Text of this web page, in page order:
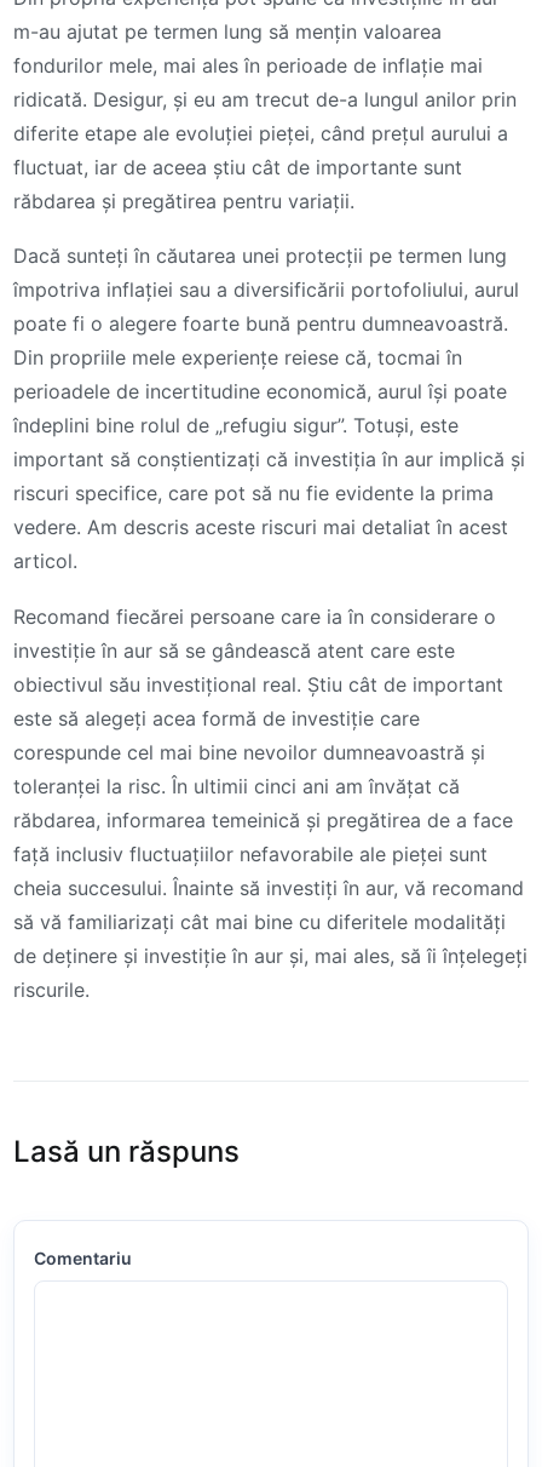
m-au ajutat pe termen lung să mențin valoarea
fondurilor mele, mai ales în perioade de inflație mai
ridicată. Desigur, și eu am trecut de-a lungul anilor prin
diferite etape ale evoluției pieței, când prețul aurului a
fluctuat, iar de aceea știu cât de importante sunt
răbdarea și pregătirea pentru variații.
Dacă sunteți în căutarea unei protecții pe termen lung
împotriva inflației sau a diversificării portofoliului, aurul
poate fi o alegere foarte bună pentru dumneavoastră.
Din propriile mele experiențe reiese că, tocmai în
perioadele de incertitudine economică, aurul își poate
îndeplini bine rolul de „refugiu sigur”. Totuși, este
important să conștientizați că investiția în aur implică și
riscuri specifice, care pot să nu fie evidente la prima
vedere. Am descris aceste riscuri mai detaliat în acest
articol.
Recomand fiecărei persoane care ia în considerare o
investiție în aur să se gândească atent care este
obiectivul său investițional real. Știu cât de important
este să alegeți acea formă de investiție care
corespunde cel mai bine nevoilor dumneavoastră și
toleranței la risc. În ultimii cinci ani am învățat că
răbdarea, informarea temeinică și pregătirea de a face
față inclusiv fluctuațiilor nefavorabile ale pieței sunt
cheia succesului. Înainte să investiți în aur, vă recomand
să vă familiarizați cât mai bine cu diferitele modalități
de deținere și investiție în aur și, mai ales, să îi înțelegeți
riscurile.
Lasă un răspuns
Comentariu